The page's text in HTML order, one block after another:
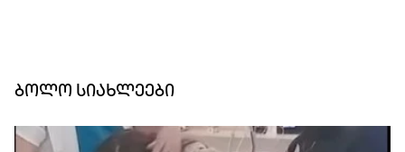
ბოლო სიახლეები